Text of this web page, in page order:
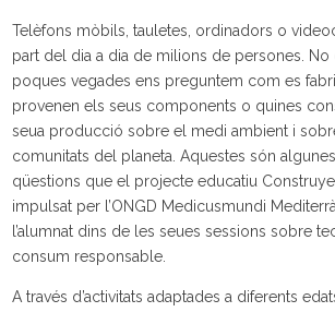
Telèfons mòbils, tauletes, ordinadors o
part del dia a dia de milions de persones. No
poques vegades ens preguntem com es
provenen els seus components o quines
seua producció sobre el medi ambient i
comunitats del planeta. Aquestes són
qüestions que el projecte educatiu Construye
impulsat per l’ONGD Medicusmundi
l’alumnat dins de les seues sessions sobre
consum responsable.
A través d’activitats adaptades a diferents